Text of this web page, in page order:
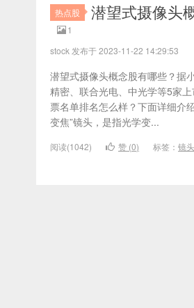
热点股 潜望式摄像头
1
stock 发布于 2023-11-22 14:29:53
潜望式摄像头概念股有哪些？据
精密、联合光电、中光学等5家
票名单排名怎么样？下面详细介
变焦”镜头，是指光学变...
阅读(1042) 赞 (0) 标签： 镜